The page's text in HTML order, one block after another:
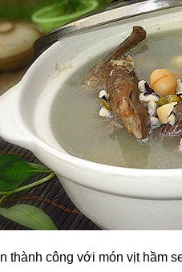
thành công với món vịt hầm